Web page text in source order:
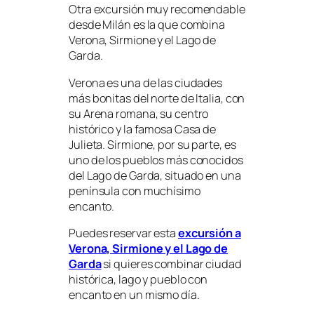
Otra excursión muy recomendable
desde Milán es la que combina
Verona, Sirmione y el Lago de
Garda.
Verona es una de las ciudades
más bonitas del norte de Italia, con
su Arena romana, su centro
histórico y la famosa Casa de
Julieta. Sirmione, por su parte, es
uno de los pueblos más conocidos
del Lago de Garda, situado en una
península con muchísimo
encanto.
Puedes reservar estaexcursión a
Verona, Sirmione y el Lago de
Gardasi quieres combinar ciudad
histórica, lago y pueblo con
encanto en un mismo día.